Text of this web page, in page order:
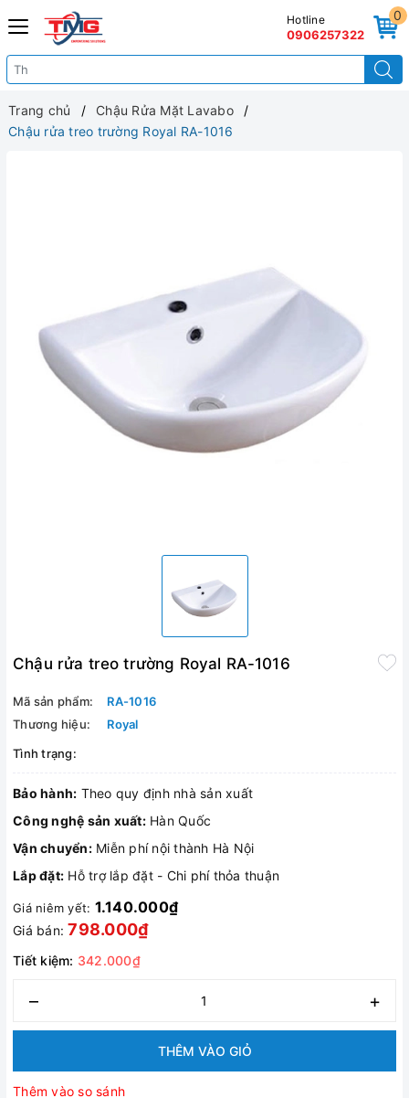
0
Hotline
0906257322
Trang chủ
Chậu Rửa Mặt Lavabo
Chậu rửa treo trường Royal RA-1016
Chậu rửa treo trường Royal RA-1016
Mã sản phẩm:
RA-1016
Thương hiệu:
Royal
Tình trạng:
Bảo hành: Theo quy định nhà sản xuất
Công nghệ sản xuất:Hàn Quốc
Vận chuyển:Miễn phí nội thành Hà Nội
Lắp đặt: Hỗ trợ lắp đặt - Chi phí thỏa thuận
Giá niêm yết: 1.140.000₫
Giá bán:798.000₫
Tiết kiệm: 342.000₫
– +
THÊM VÀO GIỎ
Thêm vào so sánh